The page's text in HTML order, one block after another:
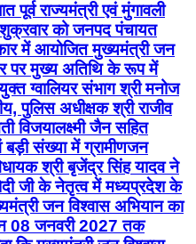
पूर्व राज्यमंत्री एवं मुंगावली
को जनपद पंचायत
में आयोजित मुख्यमंत्री जन
पर मुख्य अतिथि के रूप में
ग्वालियर संभाग श्री मनोज
पुलिस अधीक्षक श्री राजीव
विजयालक्ष्मी जैन सहित
बड़ी संख्या में ग्रामीणजन
श्री बृजेंद्र सिंह यादव ने
जी के नेतृत्व में मध्यप्रदेश के
जन विश्वास अभियान का
08 जनवरी 2027 तक